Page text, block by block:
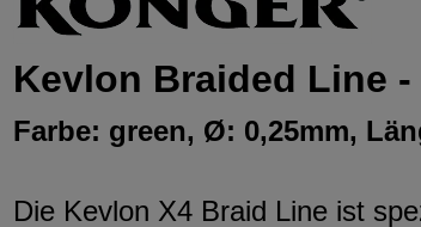
Kevlon Braided Line
Farbe: green, Ø: 0,25mm,
Die Kevlon X4 Braid Line ist